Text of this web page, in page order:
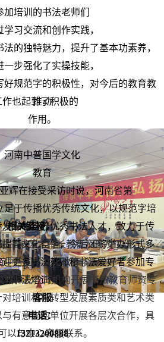
加培训的书法老师们
学习交流和创作实践，
的独特魅力，提升了基本功素养，
一步强化了实操技能，
好规范字的积极性，对今后的教育教
作也起到了积极的
推动
作用。
河南中普国学文化
教育
辉在接受采访时说，河南省第
足于传播优秀传统文化，以规范字培
现和培养优秀书法人才，致力于传
高文化自信，今后还将举办形式多
更多书法教师和书法爱好者参加专
业书法培训。
相关链接：
书法艺术特长教育及普及工作，
中普国学文化教育学院
教师及教育机构开展书法教育师资专
培训机构转型发展素质类和艺术类
有意向的单位开展各层次合作，具
以与中心客服联系。
客服
电话：
13213200888